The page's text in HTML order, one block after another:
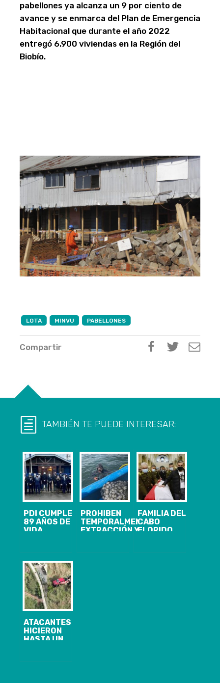
pabellones ya alcanza un 9 por ciento de
avance y se enmarca del Plan de Emergencia
Habitacional que durante el año 2022
entregó 6.900 viviendas en la Región del
Biobío.
LOTA MINVU PABELLONES
Compartir
TAMBIÉN TE PUEDE INTERESAR:
PDI CUMPLE
89 AÑOS DE
VIDA
LOTA DE
IGUAL SE
CONMEMORÓ
ESTE NUEVO
ANIVERSARIO
PROHIBEN
TEMPORALMENTE
EXTRACCIÓN Y
FAMILIA DEL
CABO
FLORIDO
ATACANTES
HICIERON
HASTA UN